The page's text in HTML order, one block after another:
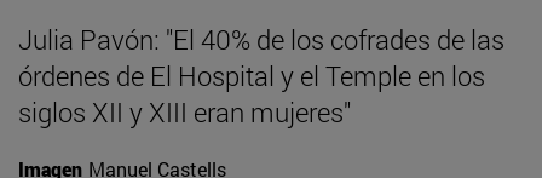
Julia Pavón: "El 40% de los cofrades de las
órdenes de El Hospital y el Temple en los
siglos XII y XIII eran mujeres"
Imagen Manuel Castells